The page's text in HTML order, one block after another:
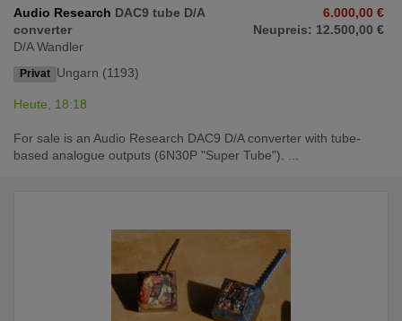
Audio Research DAC9 tube D/A
converter
D/A Wandler
Privat Ungarn (1193)
6.000,00 €
Neupreis: 12.500,00 €
Heute, 18:18
For sale is an Audio Research DAC9 D/A converter with tube-
based analogue outputs (6N30P "Super Tube"). ...